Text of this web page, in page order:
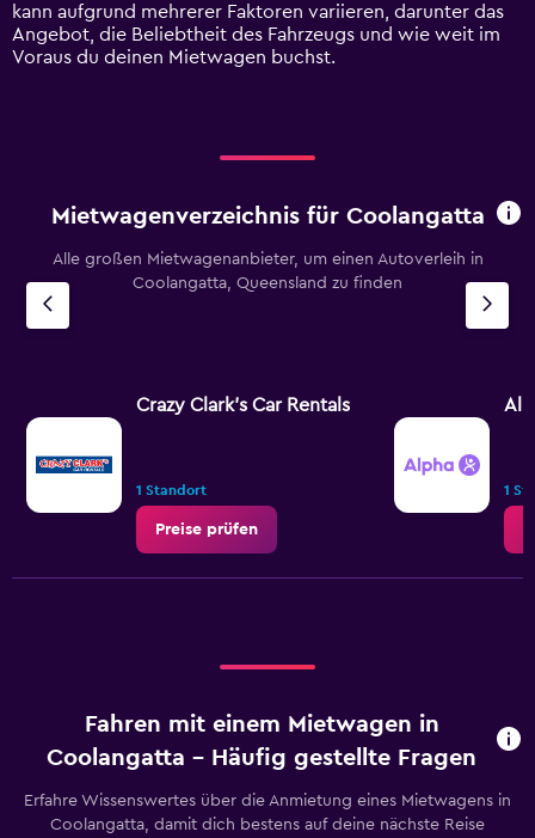
Range:
0
to
kann aufgrund mehrerer Faktoren variieren, darunter das
Angebot, die Beliebtheit des Fahrzeugs und wie weit im
Voraus du deinen Mietwagen buchst.
Mietwagenverzeichnis für Coolangatta
Alle großen Mietwagenanbieter, um einen Autoverleih in
Coolangatta, Queensland zu finden
Crazy Clark's Car Rentals
1 Standort
Preise prüfen
1
Fahren mit einem Mietwagen in
Coolangatta – Häufig gestellte Fragen
Erfahre Wissenswertes über die Anmietung eines Mietwagens in
Coolangatta, damit dich bestens auf deine nächste Reise